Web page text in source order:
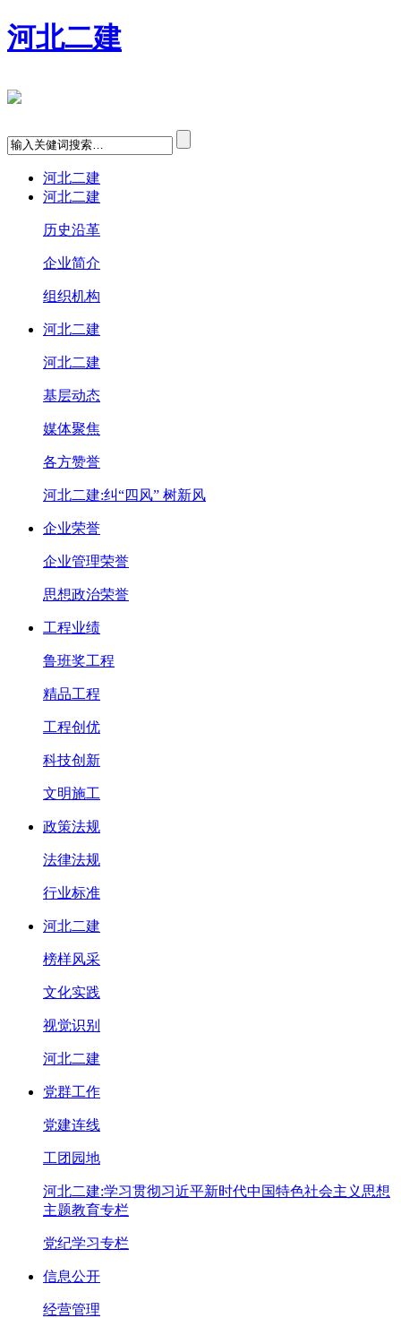
河北二建
河北二建
河北二建
历史沿革
企业简介
组织机构
河北二建
河北二建
基层动态
媒体聚焦
各方赞誉
河北二建:纠“四风” 树新风
企业荣誉
企业管理荣誉
思想政治荣誉
工程业绩
鲁班奖工程
精品工程
工程创优
科技创新
文明施工
政策法规
法律法规
行业标准
河北二建
榜样风采
文化实践
视觉识别
河北二建
党群工作
党建连线
工团园地
河北二建:学习贯彻习近平新时代中国特色社会主义思想
主题教育专栏
党纪学习专栏
信息公开
经营管理